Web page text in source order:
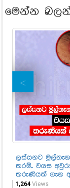
මෙන්න
ලස්සනට
තරම්.. වයස
තරුණියක් ගැන
1,264 Views